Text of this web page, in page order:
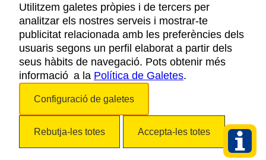
AVÍS LEGAL
POLÍTICA DE PRIVACITAT
COOKIES
ACCESSIBILITAT
Utilitzem galetes pròpies i de tercers per
analitzar els nostres serveis i mostrar-te
publicitat relacionada amb les preferències dels
usuaris segons un perfil elaborat a partir dels
seus hàbits de navegació. Pots obtenir més
informació a la Política de Galetes.
Configuració de galetes
Rebutja-les totes Accepta-les totes